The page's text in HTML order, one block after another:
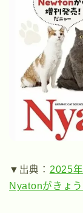
▼出典： 2025
Nyatonがきょ